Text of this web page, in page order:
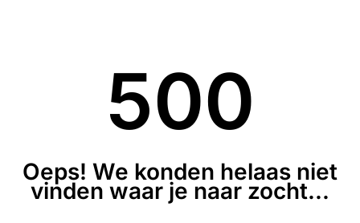
500
Oeps! We konden helaas niet
vinden waar je naar zocht...